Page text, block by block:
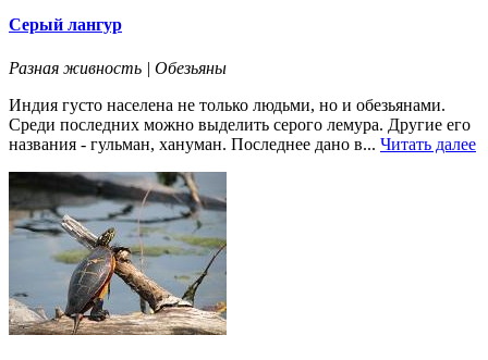
Серый лангур
Разная живность | Обезьяны
Индия густо населена не только людьми, но и обезьянами.
Среди последних можно выделить серого лемура. Другие его
названия - гульман, хануман. Последнее дано в... Читать далее